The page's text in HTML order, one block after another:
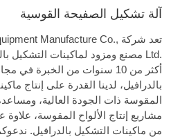
آلة تشكيل الصفيحة القوسية
تعد شركة Manufacture Co.,
Ltd.
أكثر من 10 سنوات من الخبرة
بالدرافيل، لدينا القدرة على إنتاج
المقوسة ذات الجودة العالية،
مشاريع إنتاج الألواح المقوسة، علاوة
من ماكينات التشكيل بالدرافيل.